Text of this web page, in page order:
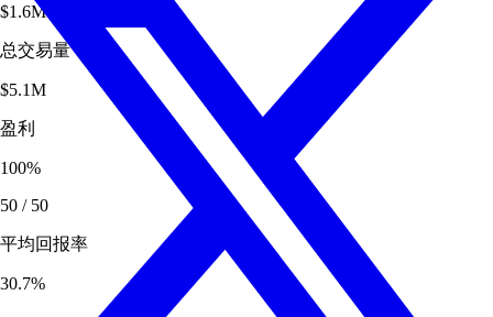
$1.6M
总交易量
$5.1M
盈利
100%
50 / 50
平均回报率
30.7%